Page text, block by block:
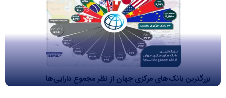
بزرگترین بانک‌های مرکزی جهان از نظر مجموع دارایی‌ها